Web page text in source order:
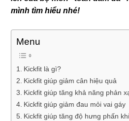
mình tìm hiểu nhé!
Menu
Kickfit là gì?
Kickfit giúp giảm cân hiệu quả
Kickfit giúp tăng khả năng phản
Kickfit giúp giảm đau mỏi vai gáy
Kickfit giúp tăng độ hưng phấn